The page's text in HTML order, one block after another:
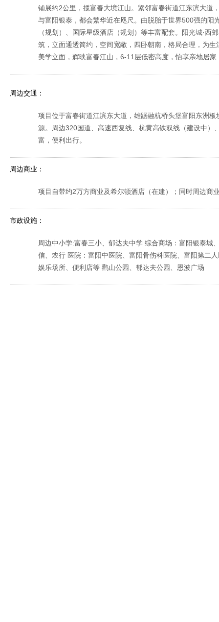
铺展约2公里，揽富春大境江山。紧邻富春街道江东滨大道
与富阳银泰，都会繁华近在咫尺。由脱胎于世界500强的
（规划）、国际星级酒店（规划）等丰富配套。阳光城·
筑，立面通透简约，空间宽敞，四卧朝南，格局合理，为
美学立面，辉映富春江山，6-11层低密高度，怡享亲地居
周边交通：
项目位于富春街道江滨东大道，雄踞融杭桥头堡富阳东洲
源。周边320国道、高速西复线、杭黄高铁双线（建设中
富，便利出行。
周边商业：
项目自带约2万方商业及希尔顿酒店（在建）；同时周边商
市政设施：
周边中小学:富春三小、郁达夫中学 综合商场：富阳银泰
信、农行 医院：富阳中医院、富阳骨伤科医院、富阳第二
娱乐场所、便利店等 鹳山公园、郁达夫公园、恩波广场